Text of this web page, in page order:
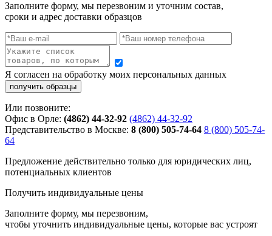
Заполните форму, мы перезвоним и уточним состав,
сроки и адрес доставки образцов
Я согласен на обработку моих персональных данных
Или позвоните:
Офис в Орле: (4862) 44-32-92 (4862) 44-32-92
Представительство в Москве: 8 (800) 505-74-64 8 (800) 505-74-
64
Предложение действительно только для юридических лиц,
потенциальных клиентов
Получить индивидуальные цены
Заполните форму, мы перезвоним,
чтобы уточнить индивидуальные цены, которые вас устроят